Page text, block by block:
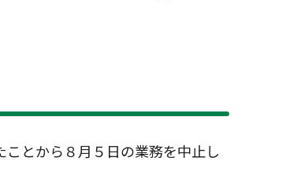
とから８月５日の業務を中止し